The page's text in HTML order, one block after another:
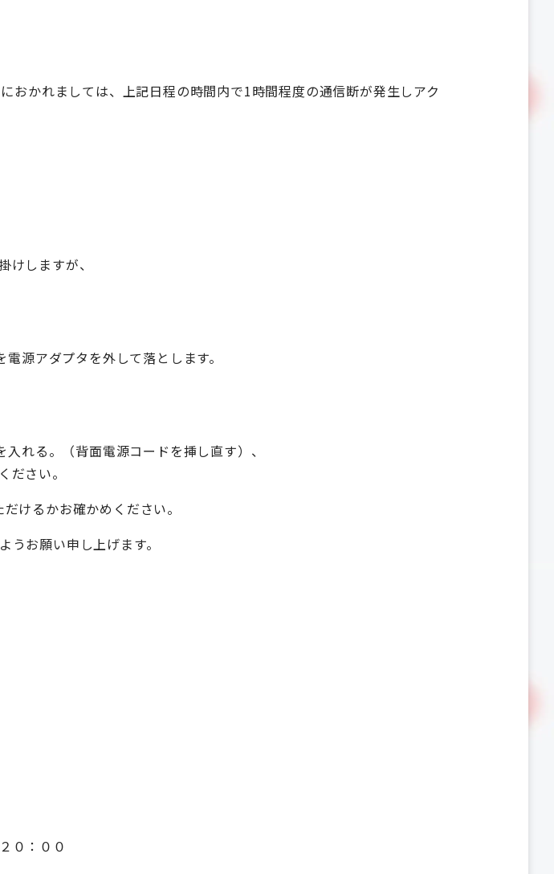
かれましては、上記日程の時間内で1時間程度の通信断が発生しアク
しますが、
源アダプタを外して落とします。
れる。（背面電源コードを挿し直す）、
さい。
けるかお確かめください。
お願い申し上げます。
０：００